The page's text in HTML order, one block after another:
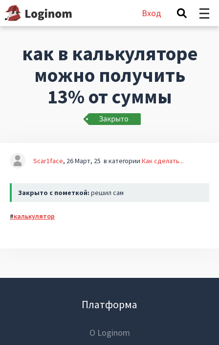
Вход
как в калькуляторе
можно получить
13% от суммы
Scar1face 26 Март, 25 в категории Как сделать...
Закрыто с пометкой: решил сам
калькулятор
Платформа
О Loginom